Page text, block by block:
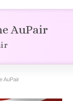
AuPair
AuPair